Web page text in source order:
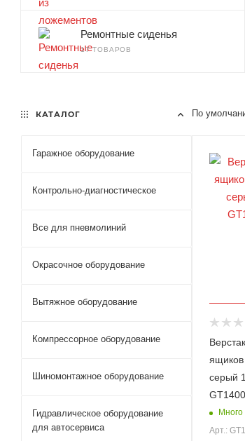
Ремонтные сиденья
17 ТОВАРОВ
По
ящиков
серый
Много
Арт.:
КАТАЛОГ
Гаражное оборудование
Контрольно-диагностическое
Все для пневмолиний
Окрасочное оборудование
Вытяжное оборудование
Компрессорное оборудование
Шиномонтажное оборудование
Гидравлическое оборудование
для автосервиса